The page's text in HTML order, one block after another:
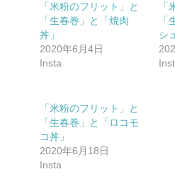
「米粉のフリット」と
「生春巻」と「焼肉
丼」
2020年6月4日
Insta
シ
「米粉のフリット」と
「生春巻」と「ロコモ
コ丼」
2020年6月18日
Insta